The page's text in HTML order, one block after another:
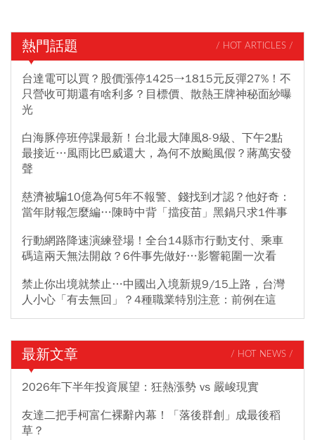
熱門話題 / HOT ARTICLES /
台達電可以買？股價漲停1425→1815元反彈27%！不
只營收可期還有啥利多？目標價、散熱王牌神秘面紗曝
光
白海豚停班停課最新！台北最大陣風8-9級、下午2點
最接近…風雨比巴威還大，為何不放颱風假？蔣萬安發
聲
慈濟被騙10億為何5年不報警、錢找到才認？他好奇：
當年財報怎麼編…陳時中背「擋疫苗」黑鍋只求1件事
行動網路降速演練登場！全台14縣市行動支付、乘車
碼這兩天無法開啟？6件事先做好…影響範圍一次看
禁止你出境就禁止…中國出入境新規9/15上路，台灣
人小心「有去無回」？4種職業特別注意：前例在這
最新文章 / HOT NEWS /
2026年下半年投資展望：狂熱漲勢 vs 嚴峻現實
友達二把手柯富仁裸辭內幕！「落後群創」成最後稻
草？